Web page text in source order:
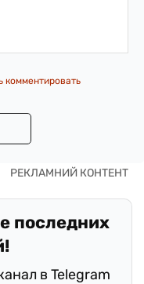
комментировать
последних
в Telegram